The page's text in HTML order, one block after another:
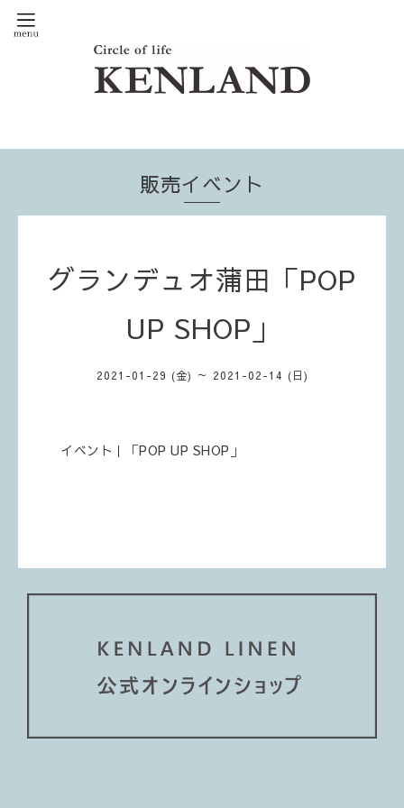
販売イベント
グランデュオ蒲田「POP
UP SHOP」
2021-01-29 (金) ～ 2021-02-14 (日)
イベント｜「POP UP SHOP」